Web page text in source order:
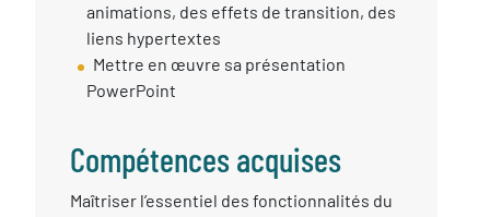
animations, des effets de transition, des
liens hypertextes
Mettre en œuvre sa présentation
PowerPoint
Compétences acquises
Compétences
Maîtriser l’essentiel des fonctionnalités du